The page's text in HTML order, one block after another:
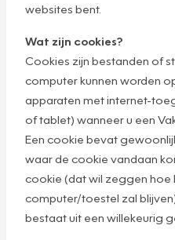
websites bent.
Wat zijn cookies?
Cookies zijn bestanden of
computer kunnen worden
apparaten met internet-
of tablet) wanneer u een
Een cookie bevat
waar de cookie vandaan
cookie (dat wil zeggen hoe
computer/toestel zal
bestaat uit een willekeurig